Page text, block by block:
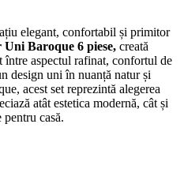
elegant, confortabil și primitor
Baroque 6 piese, creată
aspectul rafinat, confortul de
design uni în nuanță natur și
acest set reprezintă alegerea
atât estetica modernă, cât și
casă.